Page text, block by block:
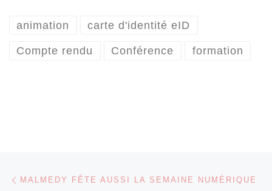
animation carte d'identité eID
Compte rendu Conférence formation
Parcourir les articles
MALMEDY FÊTE AUSSI LA SEMAINE NUMÉRIQUE